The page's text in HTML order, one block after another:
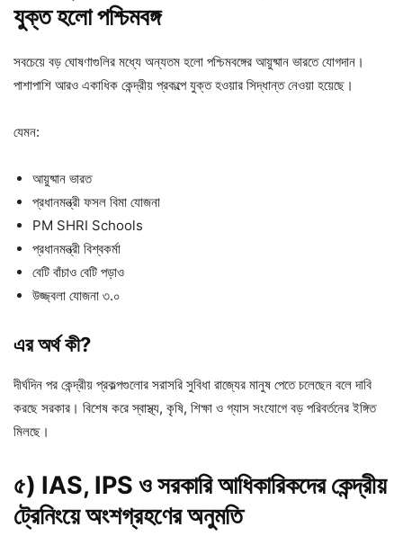
যুক্ত হলো পশ্চিমবঙ্গ
সবচেয়ে বড় ঘোষণাগুলির মধ্যে অন্যতম হলো পশ্চিমবঙ্গের আয়ুষ্মান ভারতে যোগদান।
পাশাপাশি আরও একাধিক কেন্দ্রীয় প্রকল্পে যুক্ত হওয়ার সিদ্ধান্ত নেওয়া হয়েছে।
যেমন:
আয়ুষ্মান ভারত
প্রধানমন্ত্রী ফসল বিমা যোজনা
PM SHRI Schools
প্রধানমন্ত্রী বিশ্বকর্মা
বেটি বাঁচাও বেটি পড়াও
উজ্জ্বলা যোজনা ৩.০
এর অর্থ কী?
দীর্ঘদিন পর কেন্দ্রীয় প্রকল্পগুলোর সরাসরি সুবিধা রাজ্যের মানুষ পেতে চলেছেন বলে দাবি
করছে সরকার। বিশেষ করে স্বাস্থ্য, কৃষি, শিক্ষা ও গ্যাস সংযোগে বড় পরিবর্তনের ইঙ্গিত
মিলছে।
৫) IAS, IPS ও সরকারি আধিকারিকদের কেন্দ্রীয়
ট্রেনিংয়ে অংশগ্রহণের অনুমতি